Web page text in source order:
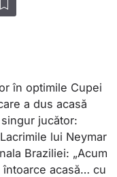
în optimile Cupei
a dus acasă
jucător:
lui Neymar
Braziliei: „Acum
întoarce acasă… cu